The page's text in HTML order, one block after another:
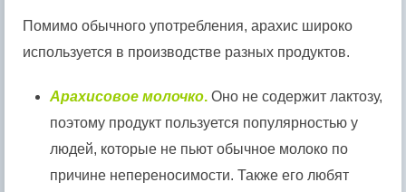
Помимо обычного употребления, арахис широко
используется в производстве разных продуктов.
Арахисовое молочко.Оно не содержит лактозу,
поэтому продукт пользуется популярностью у
людей, которые не пьют обычное молоко по
причине непереносимости. Также его любят